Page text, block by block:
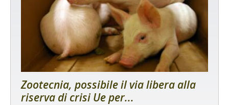
Zootecnia, possibile il via libera alla
riserva di crisi Ue per...